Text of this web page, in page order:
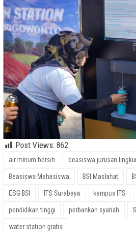
Post Views: 862
air minum bersih beasiswa jurusan
Beasiswa Mahasiswa BSI Maslahat
ESG BSI ITS Surabaya kampus ITS
pendidikan tinggi perbankan syariah
water station gratis